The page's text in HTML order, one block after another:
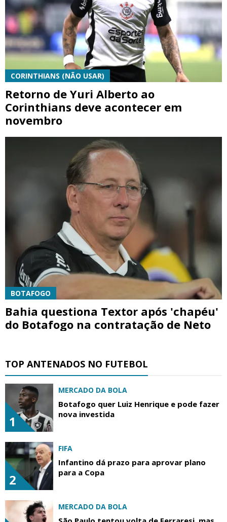
CORINTHIANS (NÃO USAR)
Retorno de Yuri Alberto ao
Corinthians deve acontecer em
novembro
BOTAFOGO
Bahia questiona Textor após 'chapéu'
do Botafogo na contratação de Neto
TOP ANTENADOS NO FUTEBOL
1
MERCADO DA BOLA
Botafogo quer Luiz Henrique e pode fazer
nova investida
2
FIFA
Infantino dá prazo para aprovar plano
para a Copa
MERCADO DA BOLA